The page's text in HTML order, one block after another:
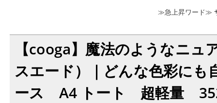
≫急上昇ワード≫
【cooga】魔法のようなニ
スエード）｜どんな色彩に
ース A4 トート 超軽量